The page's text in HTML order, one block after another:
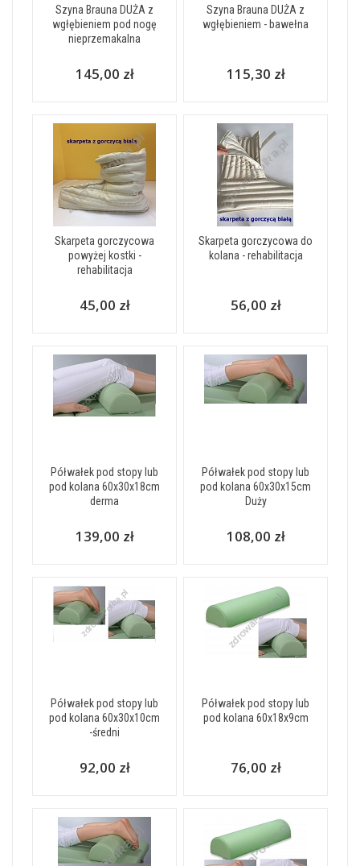
Szyna Brauna DUŻA z
wgłębieniem pod nogę
nieprzemakalna
145,00 zł
Szyna Brauna DUŻA z
wgłębieniem - bawełna
115,30 zł
Skarpeta gorczycowa
powyżej kostki -
rehabilitacja
45,00 zł
Skarpeta gorczycowa do
kolana - rehabilitacja
56,00 zł
Półwałek pod stopy lub
pod kolana 60x30x18cm
derma
139,00 zł
Półwałek pod stopy lub
pod kolana 60x30x15cm
Duży
108,00 zł
Półwałek pod stopy lub
pod kolana 60x30x10cm
-średni
92,00 zł
Półwałek pod stopy lub
pod kolana 60x18x9cm
76,00 zł